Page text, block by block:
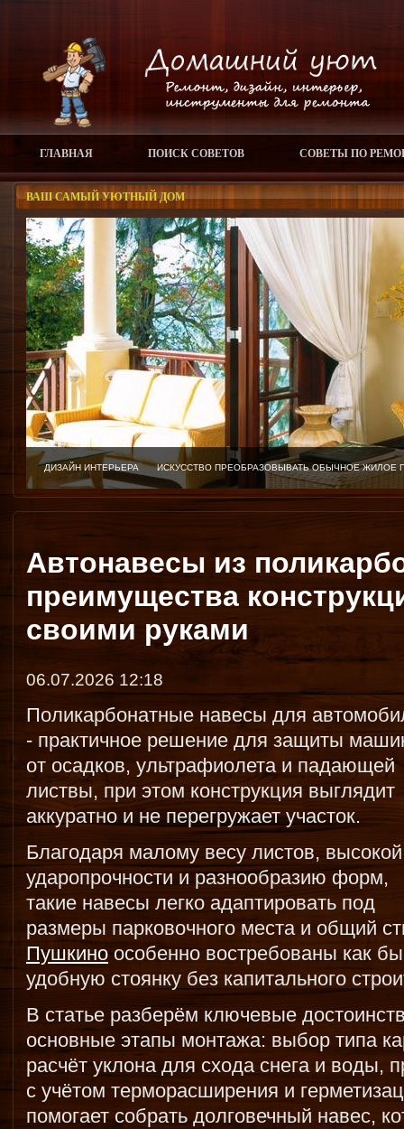
ГЛАВНАЯ ПОИСК СОВЕТОВ СОВЕТЫ ПО
ВАШ САМЫЙ УЮТНЫЙ ДОМ
ДИЗАЙН ИНТЕРЬЕРА ИСКУССТВО ПРЕОБРАЗОВЫВАТЬ ОБЫЧНОЕ
Автонавесы из
преимущества
своими руками
06.07.2026 12:18
Поликарбонатные навесы для
- практичное решение для защиты
от осадков, ультрафиолета и падающей
листвы, при этом конструкция выглядит
аккуратно и не перегружает участок.
Благодаря малому весу листов, высокой
ударопрочности и разнообразию форм,
такие навесы легко адаптировать под
размеры парковочного места и общий
Пушкиноособенно востребованы как
удобную стоянку без капитального
В статье разберём ключевые
основные этапы монтажа: выбор типа
расчёт уклона для схода снега и воды,
с учётом терморасширения и
помогает собрать долговечный навес,